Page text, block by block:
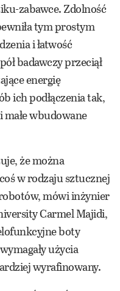
zabawce. Zdolność
tym prostym
i łatwość
badawczy przeciął
energię
ich podłączenia tak,
małe wbudowane
że można
w rodzaju sztucznej
mówi inżynier
Carmel Majidi,
boty
użycia
wyrafinowany.